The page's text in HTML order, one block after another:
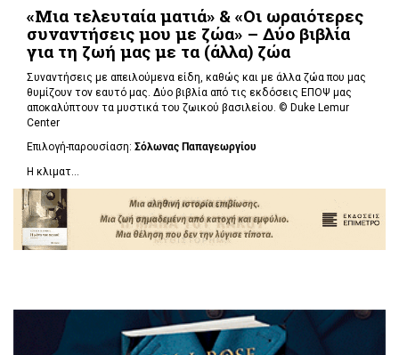
«Μια τελευταία ματιά» & «Οι ωραιότερες
συναντήσεις μου με ζώα» – Δύο βιβλία
για τη ζωή μας με τα (άλλα) ζώα
Συναντήσεις με απειλούμενα είδη, καθώς και με άλλα ζώα που μας
θυμίζουν τον εαυτό μας. Δύο βιβλία από τις εκδόσεις ΕΠΟΨ μας
αποκαλύπτουν τα μυστικά του ζωικού βασιλείου. © Duke Lemur
Center
Επιλογή-παρουσίαση: Σόλωνας Παπαγεωργίου
Η κλιματ...